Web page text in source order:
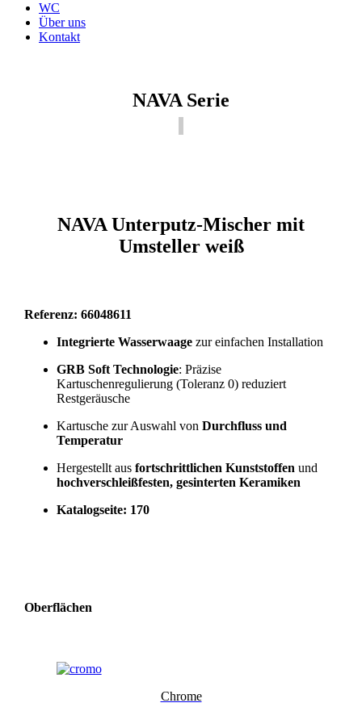
WC
Über uns
Kontakt
NAVA Serie
NAVA Unterputz-Mischer mit
Umsteller weiß
Referenz: 66048611
Integrierte Wasserwaagezur einfachen Installation
GRB Soft Technologie: Präzise
Kartuschenregulierung (Toleranz 0) reduziert
Restgeräusche
Kartusche zur Auswahl von Durchfluss und
Temperatur
Hergestellt aus fortschrittlichen Kunststoffen und
hochverschleißfesten, gesinterten Keramiken
Katalogseite: 170
Oberflächen
Chrome